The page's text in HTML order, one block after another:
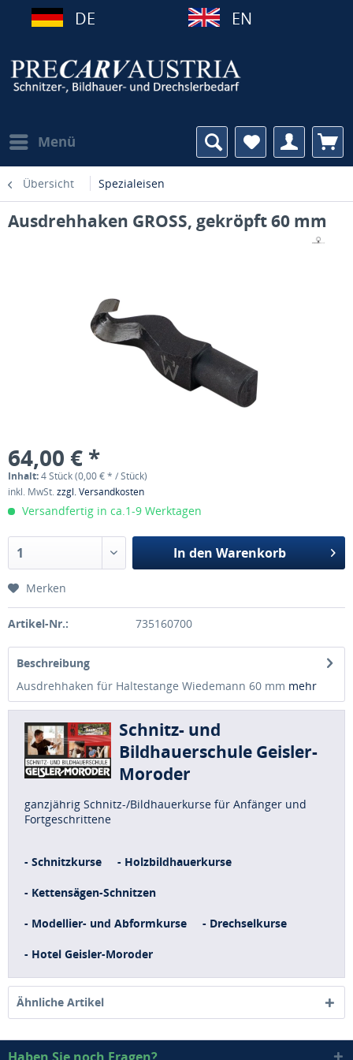
DE EN
Menü
Übersicht Spezialeisen
Ausdrehhaken GROSS, gekröpft 60 mm
64,00 € *
Inhalt:4 Stück (0,00 € * / Stück)
inkl. MwSt.zzgl. Versandkosten
Versandfertig in ca.1-9 Werktagen
In den Warenkorb
Merken
Artikel-Nr.: 735160700
Beschreibung
Ausdrehhaken für Haltestange Wiedemann 60 mm mehr
Schnitz- und
Bildhauerschule Geisler-
Moroder
ganzjährig Schnitz-/Bildhauerkurse für Anfänger und
Fortgeschrittene
- Schnitzkurse - Holzbildhauerkurse
- Kettensägen-Schnitzen
- Modellier- und Abformkurse - Drechselkurse
- Hotel Geisler-Moroder
Ähnliche Artikel